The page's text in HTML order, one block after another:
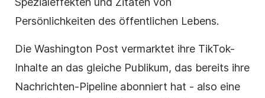
Persönlichkeiten des öffentlichen Lebens.
Die Washington Post vermarktet ihre TikTok-
Inhalte an das gleiche Publikum, das bereits ihre
Nachrichten-Pipeline abonniert hat - also eine